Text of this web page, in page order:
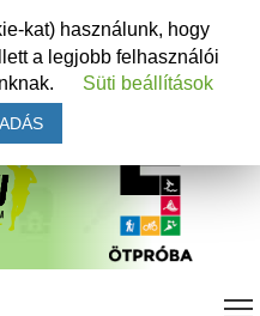
kat) használunk, hogy
a legjobb felhasználói
Süti beállítások